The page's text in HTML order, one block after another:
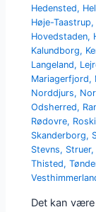
Hedensted,
Høje-Taastrup,
Hovedstaden,
Kalundborg,
Langeland,
Mariagerfjord,
Norddjurs,
Odsherred,
Rødovre,
Skanderborg,
Stevns, Struer,
Thisted,
Det kan